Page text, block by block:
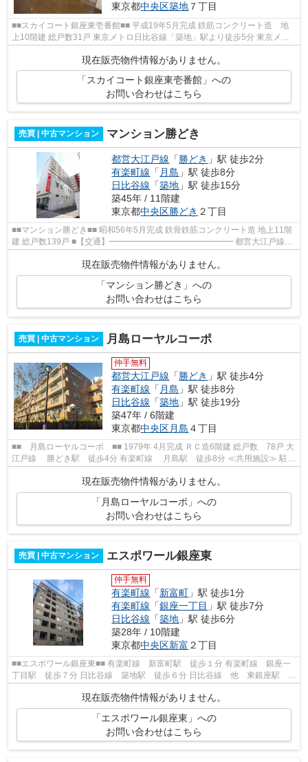
東京都中央区築地 ７丁目
■■スカイコート銀座東壱番館■■ 平成19年5月完成 鉄筋コンクリート造 地
上10階建 総戸数31戸 東京メトロ日比谷線「築地」駅より徒歩5分 東京メト
ロ有楽町線「新富町」駅より徒歩5分 ...
現在販売物件情報がありません。
「スカイコート銀座東壱番館」への
お問い合わせはこちら
売買 | 中古マンション マンション勝どき
都営大江戸線 「 勝どき 」駅 徒歩2分
有楽町線 「 月島 」駅 徒歩8分
日比谷線 「築地 」駅 徒歩15分
築45年 / 11階建
東京都中央区勝どき ２丁目
■■マンション勝どき■■ 昭和56年5月完成 鉄骨鉄筋コンクリート造 地上11階
建 総戸数139戸 ■【交通】━━━━━━━━━━━━━━━ 都営大江戸線
現在販売物件情報がありません。
「マンション勝どき」への
お問い合わせはこちら
売買 | 中古マンション 月島ローヤルコーポ
仲手無料
都営大江戸線 「 勝どき 」駅 徒歩4分
有楽町線 「 月島 」駅 徒歩8分
日比谷線 「築地 」駅 徒歩19分
築47年 / 6階建
東京都中央区月島 ４丁目
■■ 月島ローヤルコーポ ■■ 1979年 4月完成 ＲＣ造6階建 総戸数 78戸 大
江戸線 勝どき駅 徒歩4分 有楽町線 月島駅 徒歩8分 ≪共用施設≫ 駐輪
現在販売物件情報がありません。
「月島ローヤルコーポ」への
お問い合わせはこちら
売買 | 中古マンション エスポワール銀座東
仲手無料
有楽町線 「新富町 」駅 徒歩1分
有楽町線 「銀座一丁目 」駅 徒歩7分
日比谷線 「築地 」駅 徒歩6分
築28年 / 10階建
東京都中央区新富 ２丁目
■■エスポワール銀座東■■ 有楽町線 新富町駅 徒歩１分 有楽町線 銀座一
丁目駅 徒歩７分 日比谷線 築地駅 徒歩６分 日比谷線 他 東銀座駅 徒
歩８分 京葉線 他 八丁堀駅 徒...
現在販売物件情報がありません。
「エスポワール銀座東」への
お問い合わせはこちら